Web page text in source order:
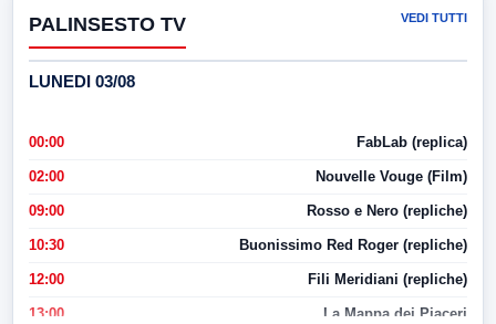
PALINSESTO TV VEDI TUTTI
LUNEDI 03/08
00:00 FabLab (replica)
02:00 Nouvelle Vouge (Film)
09:00 Rosso e Nero (repliche)
10:30 Buonissimo Red Roger (repliche)
12:00 Fili Meridiani (repliche)
13:00 La Mappa dei Piaceri